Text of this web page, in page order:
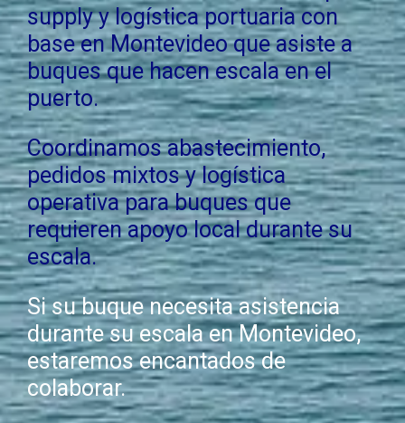
supply y logística portuaria con
base en Montevideo que asiste a
buques que hacen escala en el
puerto.
Coordinamos abastecimiento,
pedidos mixtos y logística
operativa para buques que
requieren apoyo local durante su
escala.
Si su buque necesita asistencia
durante su escala en Montevideo,
estaremos encantados de
colaborar.